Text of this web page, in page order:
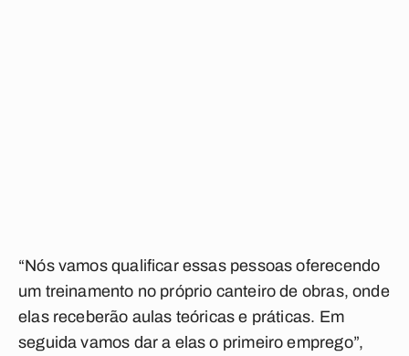
“Nós vamos qualificar essas pessoas oferecendo
um treinamento no próprio canteiro de obras, onde
elas receberão aulas teóricas e práticas. Em
seguida vamos dar a elas o primeiro emprego”,